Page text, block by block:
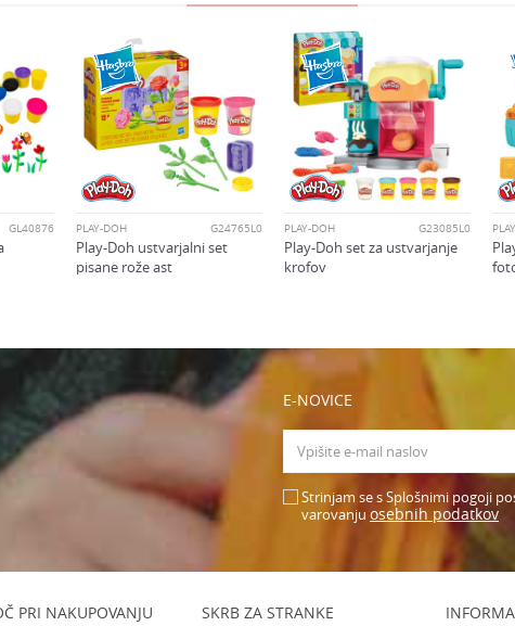
Koliko je 6 - 1 :
GL40876 PLAY-DOH G24765L0
Play-Doh ustvarjalni set
pisane rože ast
PLAY-DOH G23085L0
Play-Doh set za ustvarjanje
krofov
E-NOVICE
Strinjam se s Splošnimi pogoji
varovanju osebnih podatkov
PRI NAKUPOVANJU SKRB ZA STRANKE